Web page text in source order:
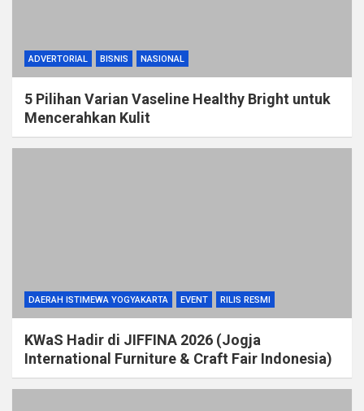
ADVERTORIAL BISNIS NASIONAL
5 Pilihan Varian Vaseline Healthy Bright untuk
Mencerahkan Kulit
DAERAH ISTIMEWA YOGYAKARTA EVENT RILIS RESMI
KWaS Hadir di JIFFINA 2026 (Jogja
International Furniture & Craft Fair Indonesia)